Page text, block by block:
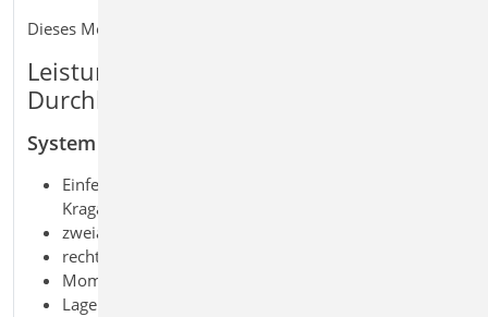
Dieses Modul ist auch verfügbar als S322.at | .uk
Leistungsmerkmale S322.de Holz-
Durchlaufträger, Doppelbiegung
System
Einfeld- oder Durchlaufträger mit oder ohne
Kragarme
zweiachsige Beanspruchung (H/V)
rechteckige Querschnitte
Momenten- und Querkraftgelenke
Lagerungsbedingungen je Richtung (H/V)